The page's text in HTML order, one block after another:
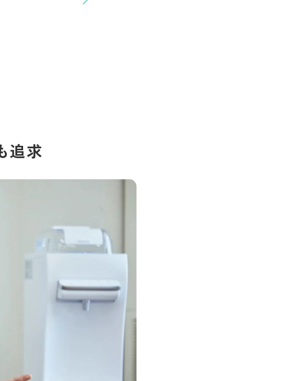
追求